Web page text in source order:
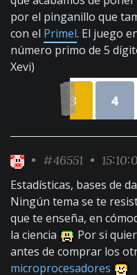
por el pinganillo que
con el Primel. El juego
número primo de 5
Xevi)
• #46551 •
Estadísticas, bases de
Ningún tema se te
que te enseña, en
la ciencia
Por si
antes de comprar los
microprocesadores